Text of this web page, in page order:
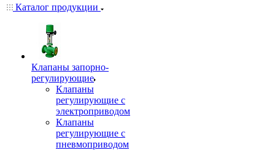
Каталог продукции
Клапаны запорно-
регулирующие
Клапаны
регулирующие с
электроприводом
Клапаны
регулирующие с
пневмоприводом